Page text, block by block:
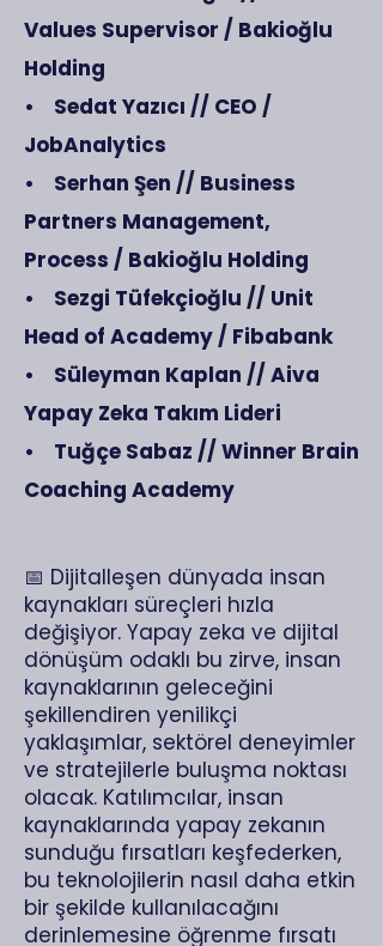
Values Supervisor / Bakioğlu
Holding
• Sedat Yazıcı // CEO /
JobAnalytics
• Serhan Şen // Business
Partners Management,
Process / Bakioğlu Holding
• Sezgi Tüfekçioğlu // Unit
Head of Academy / Fibabank
• Süleyman Kaplan // Aiva
Yapay Zeka Takım Lideri
• Tuğçe Sabaz // Winner Brain
Coaching Academy
📅 Dijitalleşen dünyada insan
kaynakları süreçleri hızla
değişiyor. Yapay zeka ve dijital
dönüşüm odaklı bu zirve, insan
kaynaklarının geleceğini
şekillendiren yenilikçi
yaklaşımlar, sektörel deneyimler
ve stratejilerle buluşma noktası
olacak. Katılımcılar, insan
kaynaklarında yapay zekanın
sunduğu fırsatları keşfederken,
bu teknolojilerin nasıl daha etkin
bir şekilde kullanılacağını
derinlemesine öğrenme fırsatı